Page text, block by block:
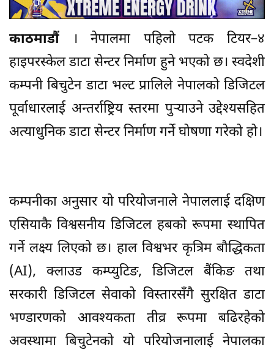
काठमाडौं
। नेपालमा पहिलो पटक टियर–४
हाइपरस्केल डाटा सेन्टर निर्माण हुने भएको छ। स्वदेशी
कम्पनी बिचुटेन डाटा भल्ट प्रालिले नेपालको डिजिटल
पूर्वाधारलाई अन्तर्राष्ट्रिय स्तरमा पुर्‍याउने उद्देश्यसहित
अत्याधुनिक डाटा सेन्टर निर्माण गर्ने घोषणा गरेको हो।
कम्पनीका अनुसार यो परियोजनाले नेपाललाई दक्षिण
एसियाकै विश्वसनीय डिजिटल हबको रूपमा स्थापित
गर्ने लक्ष्य लिएको छ। हाल विश्वभर कृत्रिम बौद्धिकता
(AI), क्लाउड कम्प्युटिङ, डिजिटल बैंकिङ तथा
सरकारी डिजिटल सेवाको विस्तारसँगै सुरक्षित डाटा
भण्डारणको आवश्यकता तीव्र रूपमा बढिरहेको
अवस्थामा बिचुटेनको यो परियोजनालाई नेपालका